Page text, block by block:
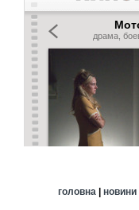
головна| новини|